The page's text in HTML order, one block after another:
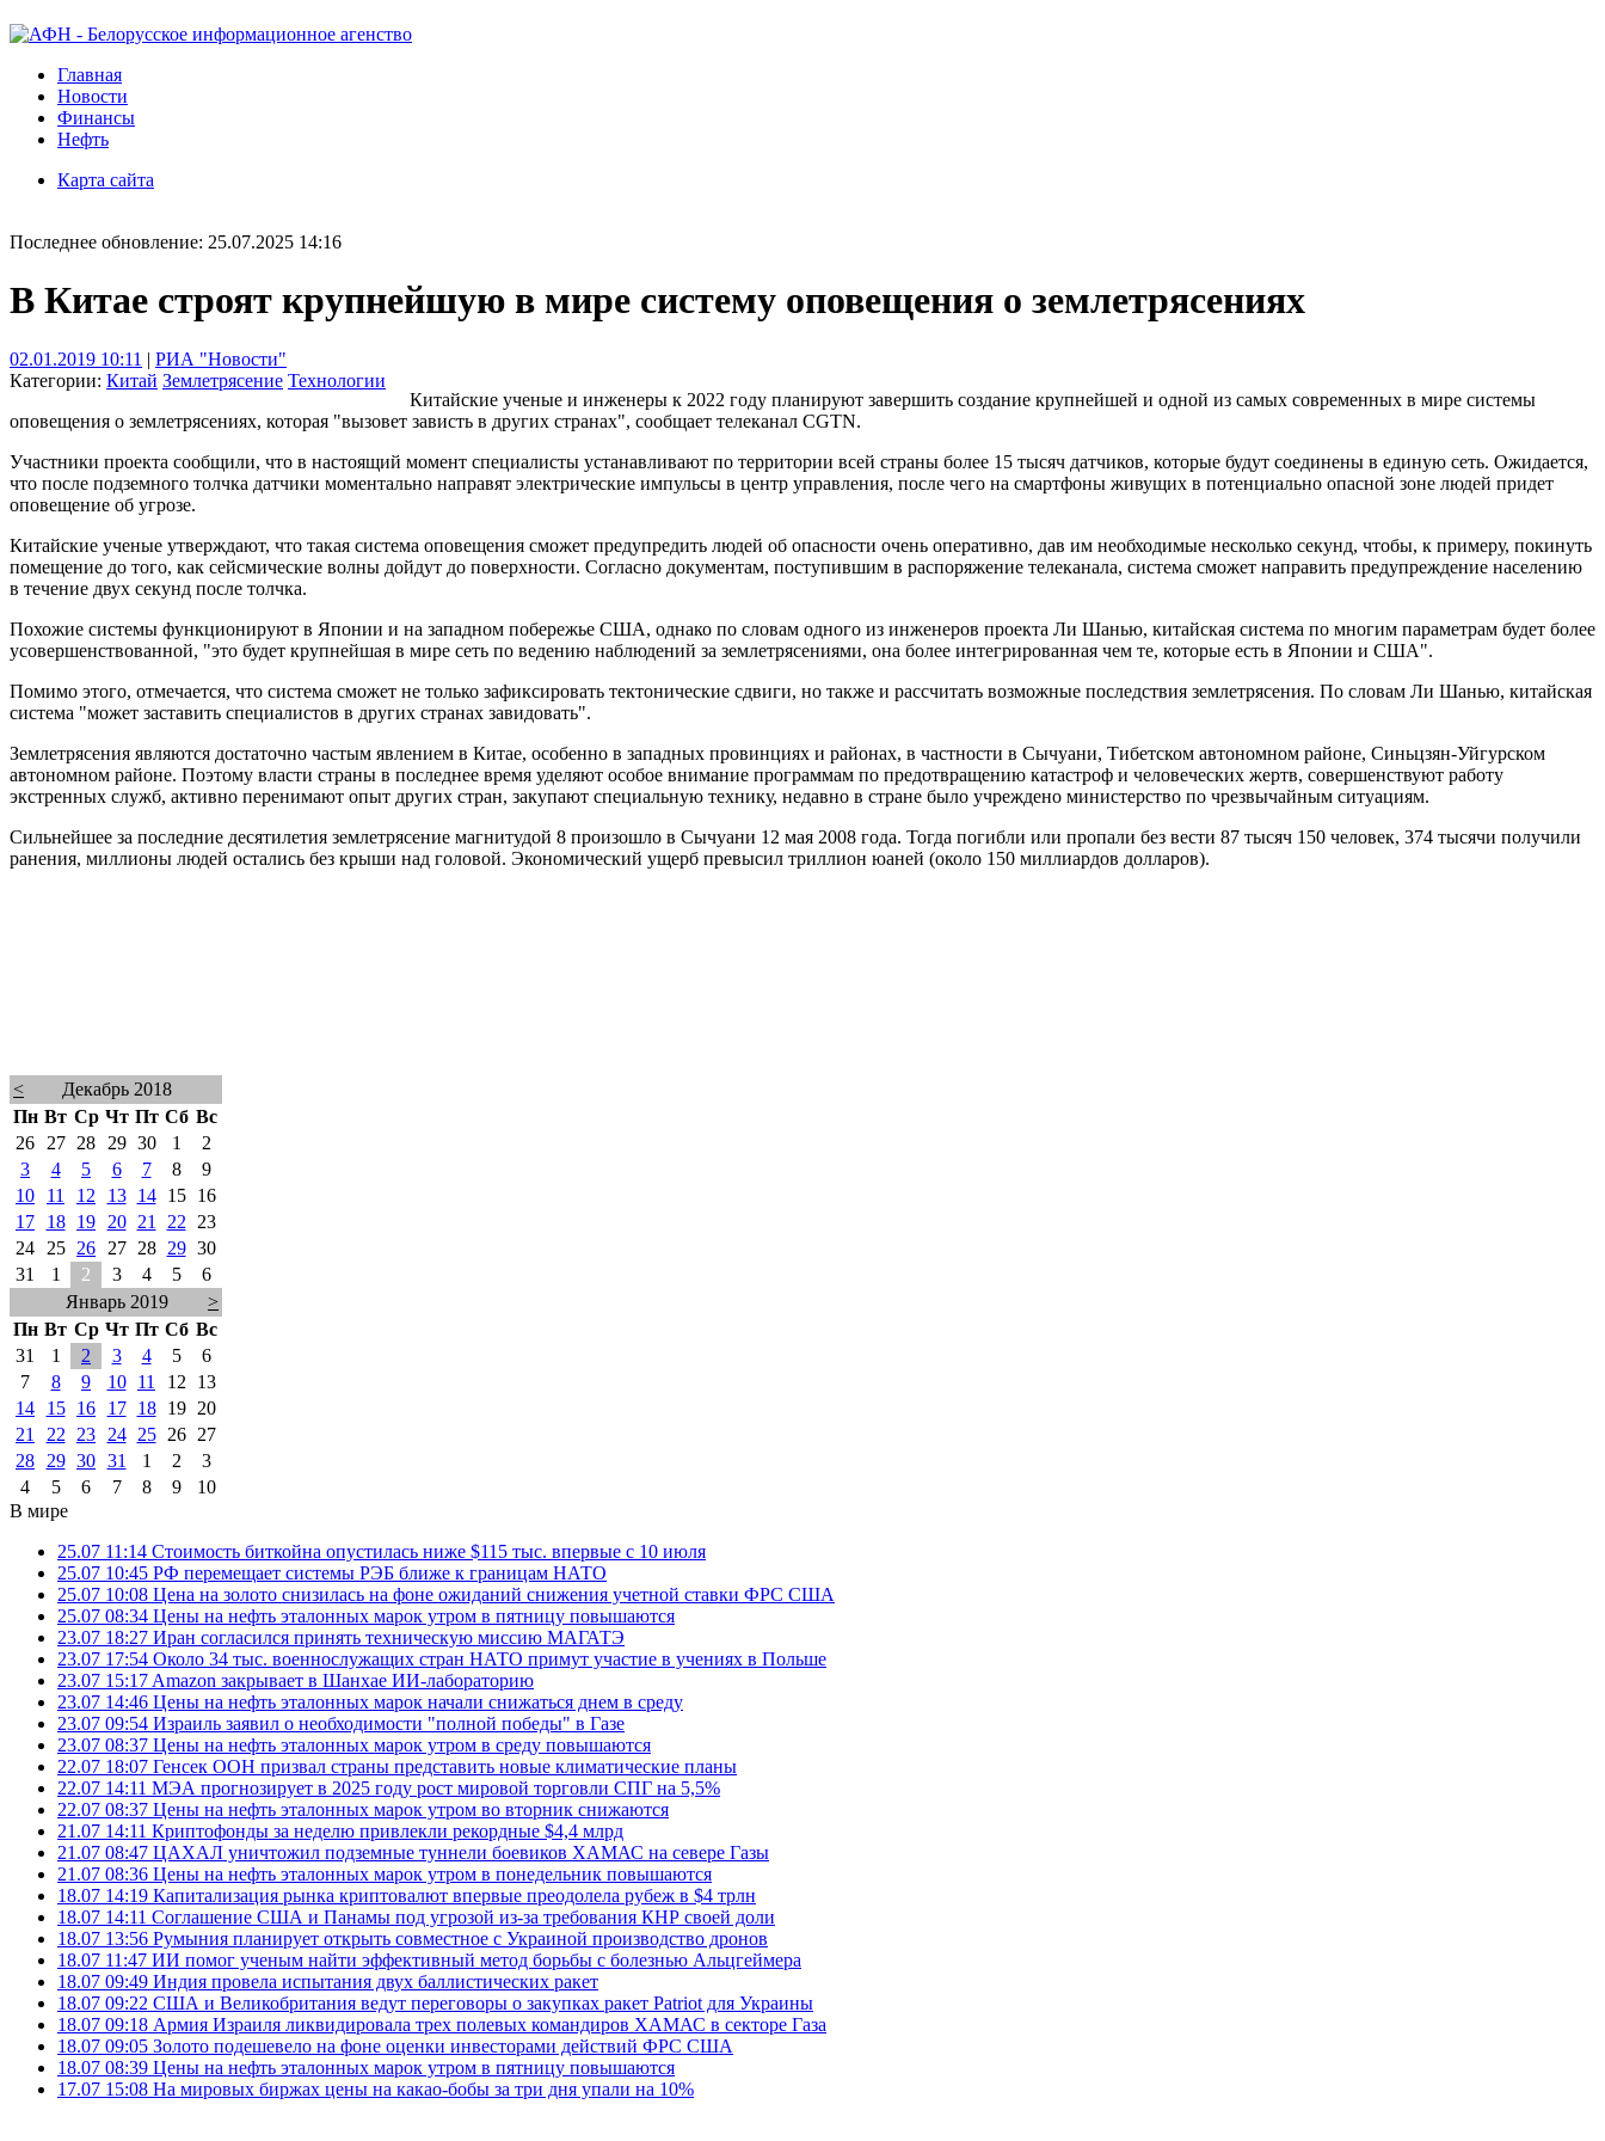
Главная
Новости
Финансы
Нефть
Карта сайта
Последнее обновление: 25.07.2025 14:16
В Китае строят крупнейшую в мире систему оповещения о землетрясениях
02.01.2019 10:11 | РИА "Новости"
Категории: Китай Землетрясение Технологии
Китайские ученые и инженеры к 2022 году планируют завершить создание крупнейшей и одной из самых современных в мире системы
оповещения о землетрясениях, которая "вызовет зависть в других странах", сообщает телеканал CGTN.
Участники проекта сообщили, что в настоящий момент специалисты устанавливают по территории всей страны более 15 тысяч датчиков, которые будут соединены в единую сеть. Ожидается,
что после подземного толчка датчики моментально направят электрические импульсы в центр управления, после чего на смартфоны живущих в потенциально опасной зоне людей придет
оповещение об угрозе.
Китайские ученые утверждают, что такая система оповещения сможет предупредить людей об опасности очень оперативно, дав им необходимые несколько секунд, чтобы, к примеру, покинуть
помещение до того, как сейсмические волны дойдут до поверхности. Согласно документам, поступившим в распоряжение телеканала, система сможет направить предупреждение населению
в течение двух секунд после толчка.
Похожие системы функционируют в Японии и на западном побережье США, однако по словам одного из инженеров проекта Ли Шанью, китайская система по многим параметрам будет более
усовершенствованной, "это будет крупнейшая в мире сеть по ведению наблюдений за землетрясениями, она более интегрированная чем те, которые есть в Японии и США".
Помимо этого, отмечается, что система сможет не только зафиксировать тектонические сдвиги, но также и рассчитать возможные последствия землетрясения. По словам Ли Шанью, китайская
система "может заставить специалистов в других странах завидовать".
Землетрясения являются достаточно частым явлением в Китае, особенно в западных провинциях и районах, в частности в Сычуани, Тибетском автономном районе, Синьцзян-Уйгурском
автономном районе. Поэтому власти страны в последнее время уделяют особое внимание программам по предотвращению катастроф и человеческих жертв, совершенствуют работу
экстренных служб, активно перенимают опыт других стран, закупают специальную технику, недавно в стране было учреждено министерство по чрезвычайным ситуациям.
Сильнейшее за последние десятилетия землетрясение магнитудой 8 произошло в Сычуани 12 мая 2008 года. Тогда погибли или пропали без вести 87 тысяч 150 человек, 374 тысячи получили
ранения, миллионы людей остались без крыши над головой. Экономический ущерб превысил триллион юаней (около 150 миллиардов долларов).
<
Декабрь 2018
Пн Вт Ср Чт Пт Сб Вс
26
27 28 29 30 1
2
3
4 5 6 7 8
9
10
11 12 13 14 15
16
17
18 19 20 21 22
23
24
25 26 27 28 29 30
31
1 2 3 4 5
6
Январь 2019
>
Пн Вт Ср Чт Пт Сб Вс
31
1 2 3 4 5
6
7
8 9 10 11 12
13
14
15 16 17 18 19
20
21
22 23 24 25 26
27
28
29 30 31 1 2
3
4
5 6 7 8 9
10
В мире
25.07 11:14 Стоимость биткойна опустилась ниже $115 тыс. впервые с 10 июля
25.07 10:45 РФ перемещает системы РЭБ ближе к границам НАТО
25.07 10:08 Цена на золото снизилась на фоне ожиданий снижения учетной ставки ФРС США
25.07 08:34 Цены на нефть эталонных марок утром в пятницу повышаются
23.07 18:27 Иран согласился принять техническую миссию МАГАТЭ
23.07 17:54 Около 34 тыс. военнослужащих стран НАТО примут участие в учениях в Польше
23.07 15:17 Amazon закрывает в Шанхае ИИ-лабораторию
23.07 14:46 Цены на нефть эталонных марок начали снижаться днем в среду
23.07 09:54 Израиль заявил о необходимости "полной победы" в Газе
23.07 08:37 Цены на нефть эталонных марок утром в среду повышаются
22.07 18:07 Генсек ООН призвал страны представить новые климатические планы
22.07 14:11 МЭА прогнозирует в 2025 году рост мировой торговли СПГ на 5,5%
22.07 08:37 Цены на нефть эталонных марок утром во вторник снижаются
21.07 14:11 Криптофонды за неделю привлекли рекордные $4,4 млрд
21.07 08:47 ЦАХАЛ уничтожил подземные туннели боевиков ХАМАС на севере Газы
21.07 08:36 Цены на нефть эталонных марок утром в понедельник повышаются
18.07 14:19 Капитализация рынка криптовалют впервые преодолела рубеж в $4 трлн
18.07 14:11 Соглашение США и Панамы под угрозой из-за требования КНР своей доли
18.07 13:56 Румыния планирует открыть совместное с Украиной производство дронов
18.07 11:47 ИИ помог ученым найти эффективный метод борьбы с болезнью Альцгеймера
18.07 09:49 Индия провела испытания двух баллистических ракет
18.07 09:22 США и Великобритания ведут переговоры о закупках ракет Patriot для Украины
18.07 09:18 Армия Израиля ликвидировала трех полевых командиров ХАМАС в секторе Газа
18.07 09:05 Золото подешевело на фоне оценки инвесторами действий ФРС США
18.07 08:39 Цены на нефть эталонных марок утром в пятницу повышаются
17.07 15:08 На мировых биржах цены на какао-бобы за три дня упали на 10%